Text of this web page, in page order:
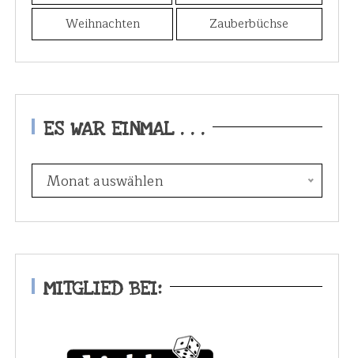
Weihnachten
Zauberbüchse
ES WAR EINMAL . . .
s
w
r
e
i
Monat auswählen
MITGLIED BEI: